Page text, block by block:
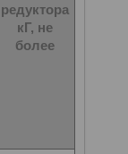
редуктора
кГ, не
более